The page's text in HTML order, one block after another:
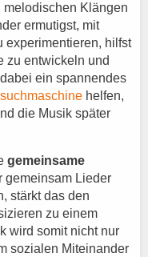
Klängen
ermutigst, mit
experimentieren, hilfst
zu entwickeln und
ein spannendes
helfen,
die Musik später
gemeinsame
gemeinsam Lieder
stärkt das den
zu einem
wird somit nicht nur
sozialen Miteinander